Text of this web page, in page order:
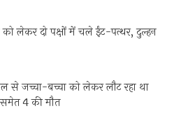
लेकर दो पक्षों में चले ईंट-पत्थर, दुल्हन
से जच्चा-बच्चा को लेकर लौट रहा था
समेत 4 की मौत